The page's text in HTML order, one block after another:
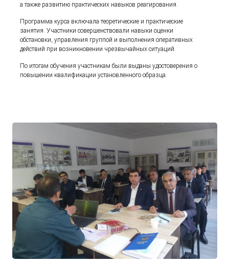
а также развитию практических навыков реагирования.
Программа курса включала теоретические и практические
занятия. Участники совершенствовали навыки оценки
обстановки, управления группой и выполнения оперативных
действий при возникновении чрезвычайных ситуаций.
По итогам обучения участникам были выданы удостоверения о
повышении квалификации установленного образца.